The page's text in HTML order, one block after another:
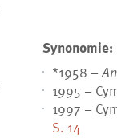
Synonomie:
*1958 –
1995 –
1997 –
S. 14